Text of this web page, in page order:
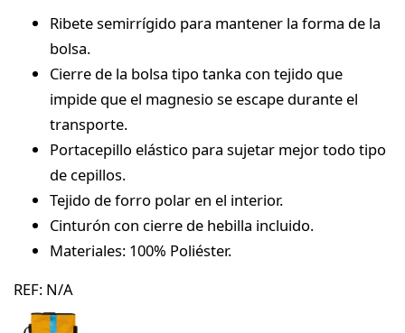
Ribete semirrígido para mantener la forma de la
bolsa.
Cierre de la bolsa tipo tanka con tejido que
impide que el magnesio se escape durante el
transporte.
Portacepillo elástico para sujetar mejor todo tipo
de cepillos.
Tejido de forro polar en el interior.
Cinturón con cierre de hebilla incluido.
Materiales: 100% Poliéster.
REF: N/A